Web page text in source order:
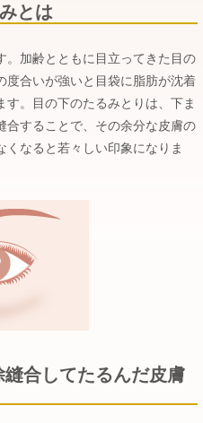
とは
。加齢とともに目立ってきた目の
度合いが強いと目袋に脂肪が沈着
す。目の下のたるみとりは、下ま
合することで、その余分な皮膚の
なると若々しい印象になりま
合してたるんだ皮膚